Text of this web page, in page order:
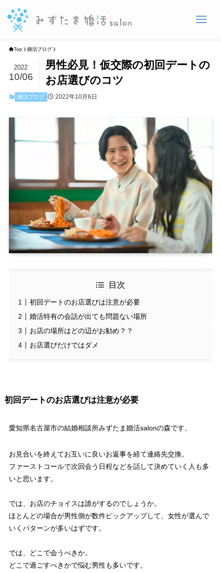
Top 婚活ブログ
男性必見！仮交際の初回デートの
お店選びのコツ
2022
10/06
婚活ブログ 2022年10月6日
目次
初回デートのお店選びは注意が必要
婚活特有の会話が出ても問題ない場所
お店の場所はどの辺がお勧め？？
お店選びだけではダメ
初回デートのお店選びは注意が必要
愛知県名古屋市の結婚相談所みずたま婚活salonの森です。
お見合いを終えてお互いに良いお返事を経て連絡先交換。
ファーストコールで次回会う日程などを話して決めていく人も多
いと思います。
では、お店のチョイスは誰がするのでしょうか。
ほとんどの場合が男性側が数件ピックアップして、女性が選んで
いくパターンが多いはずです。
では、どこで会うべきか。
どこで過ごすべきかで悩む男性も多いです。